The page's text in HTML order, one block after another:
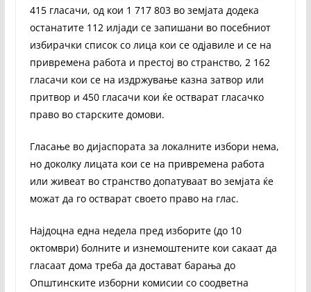
415 гласачи, од кои 1 717 803 во земјата додека
останатите 112 илјади се запишани во посебниот
избирачки список со лица кои се одјавиле и се на
привремена работа и престој во странство, 2 162
гласачи кои се на издржување казна затвор или
притвор и 450 гласачи кои ќе остварат гласачко
право во старските домови.
Гласање во дијаспората за локалните избори нема,
но доколку лицата кои се на привремена работа
или живеат во странство допатуваат во земјата ќе
можат да го остварат своето право на глас.
Најдоцна една недела пред изборите (до 10
октомври) болните и изнемоштените кои сакаат да
гласаат дома треба да достават барања до
Општинските изборни комисии со соодветна